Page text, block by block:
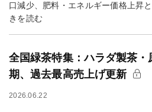
口減少、肥料・エネルギー価格上昇
きを読む
全国緑茶特集：ハラダ製茶
期、過去最高売上げ更新
2026.06.22